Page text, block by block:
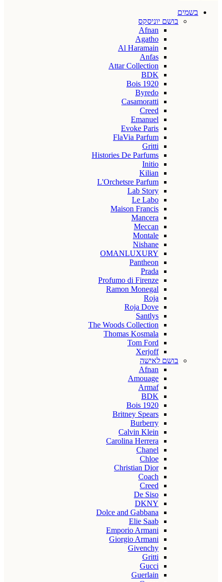
בשמים
בושם יוניסקס
Afnan
Agatho
Al Haramain
Anfas
Attar Collection
BDK
Bois 1920
Byredo
Casamoratti
Creed
Emanuel
Evoke Paris
FlaVia Parfum
Gritti
Histories De Parfums
Initio
Kilian
L'Orchetsre Parfum
Lab Story
Le Labo
Maison Francis
Mancera
Meccan
Montale
Nishane
OMANLUXURY
Pantheon
Prada
Profumo di Firenze
Ramon Monegal
Roja
Roja Dove
Santlys
The Woods Collection
Thomas Kosmala
Tom Ford
Xerjoff
בושם לאישה
Afnan
Amouage
Armaf
BDK
Bois 1920
Britney Spears
Burberry
Calvin Klein
Carolina Herrera
Chanel
Chloe
Christian Dior
Coach
Creed
De Siso
DKNY
Dolce and Gabbana
Elie Saab
Emporio Armani
Giorgio Armani
Givenchy
Gritti
Gucci
Guerlain